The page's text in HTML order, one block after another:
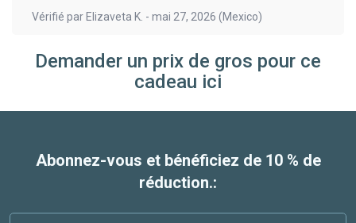
Vérifié par Elizaveta K. - mai 27, 2026 (Mexico)
Demander un prix de gros pour ce
cadeau ici
Abonnez-vous et bénéficiez de 10 % de
réduction.: